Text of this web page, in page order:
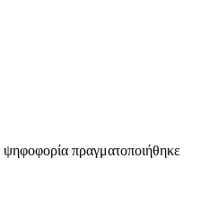
πραγματοποιήθηκε